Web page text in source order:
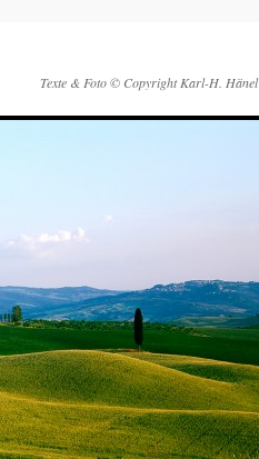
Texte & Foto © Copyright Karl-H. Hänel